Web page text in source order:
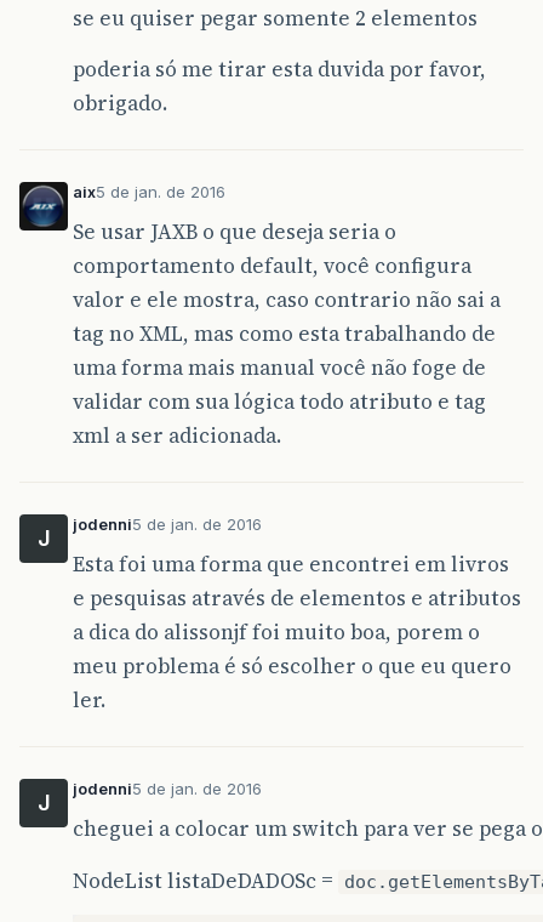
se eu quiser pegar somente 2 elementos
poderia só me tirar esta duvida por favor,
obrigado.
aix5 de jan. de 2016
Se usar JAXB o que deseja seria o
comportamento default, você configura
valor e ele mostra, caso contrario não sai a
tag no XML, mas como esta trabalhando de
uma forma mais manual você não foge de
validar com sua lógica todo atributo e tag
xml a ser adicionada.
J
jodenni5 de jan. de 2016
Esta foi uma forma que encontrei em livros
e pesquisas através de elementos e atributos
a dica do alissonjf foi muito boa, porem o
meu problema é só escolher o que eu quero
ler.
J
jodenni5 de jan. de 2016
cheguei a colocar um switch para ver se pega
NodeList listaDeDADOSc =